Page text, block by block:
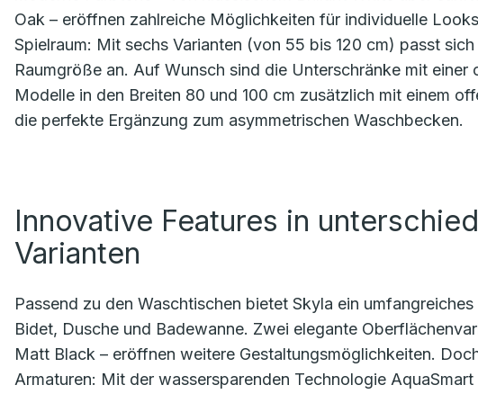
Oak – eröffnen zahlreiche Möglichkeiten für individuelle
Spielraum: Mit sechs Varianten (von 55 bis 120 cm) passt
Raumgröße an. Auf Wunsch sind die Unterschränke mit
Modelle in den Breiten 80 und 100 cm zusätzlich mit einem
die perfekte Ergänzung zum asymmetrischen Waschbecken.
Innovative Features in
Varianten
Passend zu den Waschtischen bietet Skyla ein
Bidet, Dusche und Badewanne. Zwei elegante
Matt Black – eröffnen weitere Gestaltungsmöglichkeiten.
Armaturen: Mit der wassersparenden Technologie